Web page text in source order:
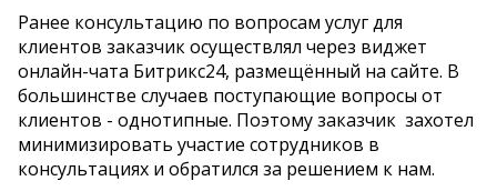
Ранее консультацию по вопросам услуг для
клиентов заказчик осуществлял через виджет
онлайн-чата Битрикс24, размещённый на сайте. В
большинстве случаев поступающие вопросы от
клиентов - однотипные. Поэтому заказчик захотел
минимизировать участие сотрудников в
консультациях и обратился за решением к нам.